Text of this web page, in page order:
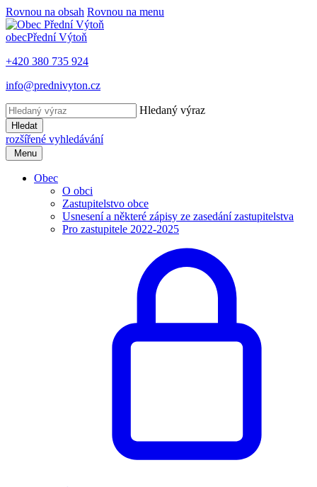
Rovnou na obsah Rovnou na menu
obecPřední Výtoň
+420 380 735 924
info@prednivyton.cz
Hledaný výraz
Hledat
rozšířené vyhledávání
Menu
Obec
O obci
Zastupitelstvo obce
Usnesení a některé zápisy ze zasedání zastupitelstva
Pro zastupitele 2022-2025